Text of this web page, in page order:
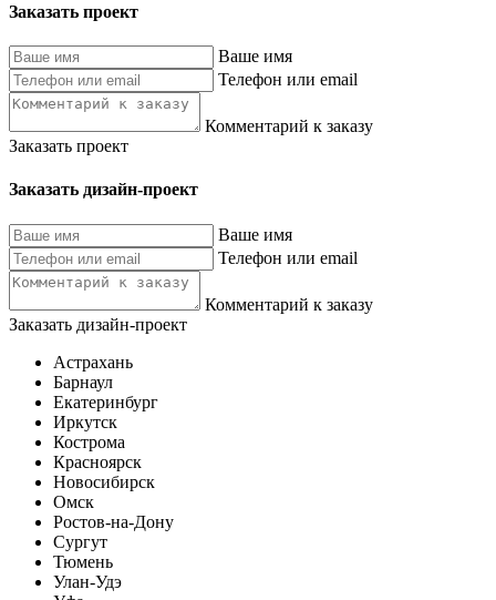
Заказать проект
Ваше имя
Телефон или email
Комментарий к заказу
Заказать проект
Заказать дизайн-проект
Ваше имя
Телефон или email
Комментарий к заказу
Заказать дизайн-проект
Астрахань
Барнаул
Екатеринбург
Иркутск
Кострома
Красноярск
Новосибирск
Омск
Ростов-на-Дону
Сургут
Тюмень
Улан-Удэ